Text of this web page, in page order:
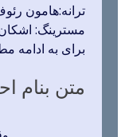
ترانه:هامون
مسترینگ:
برای به ادامه
متن